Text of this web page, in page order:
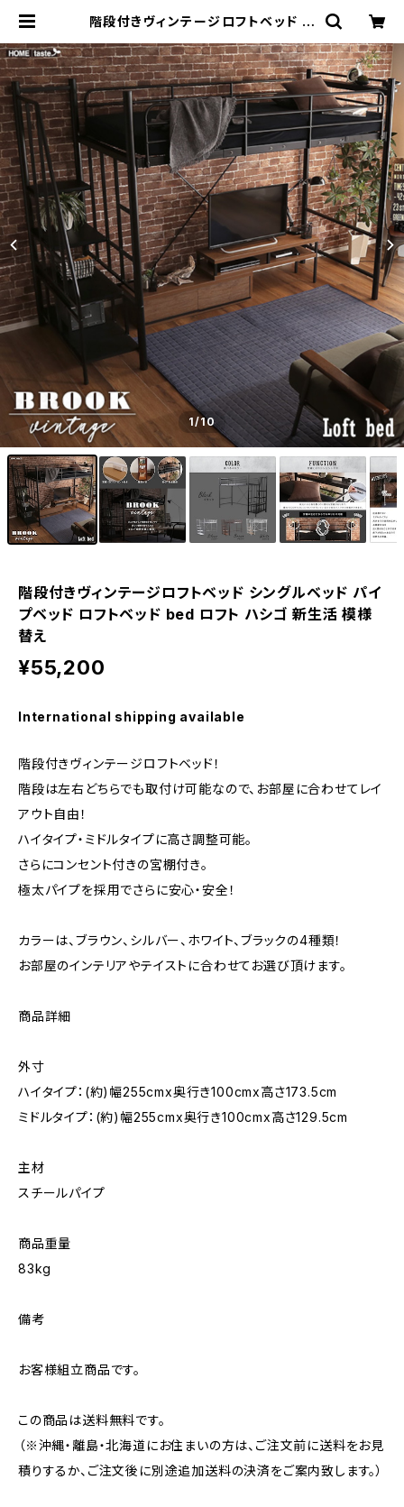
階段付きヴィンテージロフトベッド シ
ド bed ロフト ハシゴ 新生活 模様替
え | 家具テイスト
1/10
階段付きヴィンテージロフトベッド シングルベッド パイ
プベッド ロフトベッド bed ロフト ハシゴ 新生活 模様
替え
¥55,200
International shipping available
階段付きヴィンテージロフトベッド！
階段は左右どちらでも取付け可能なので、お部屋に合わせてレイ
アウト自由！
ハイタイプ・ミドルタイプに高さ調整可能。
さらにコンセント付きの宮棚付き。
極太パイプを採用でさらに安心・安全！
カラーは、ブラウン、シルバー、ホワイト、ブラックの4種類！
お部屋のインテリアやテイストに合わせてお選び頂けます。
商品詳細
外寸
ハイタイプ：(約)幅255cmx奥行き100cmx高さ173.5cm
ミドルタイプ：(約)幅255cmx奥行き100cmx高さ129.5cm
主材
スチールパイプ
商品重量
83kg
備考
お客様組立商品です。
この商品は送料無料です。
（※沖縄・離島・北海道にお住まいの方は、ご注文前に送料をお見
積りするか、ご注文後に別途追加送料の決済をご案内致します。）